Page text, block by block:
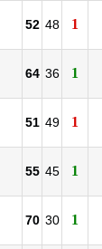
52 48 1
64 36 1
51 49 1
55 45 1
70 30 1